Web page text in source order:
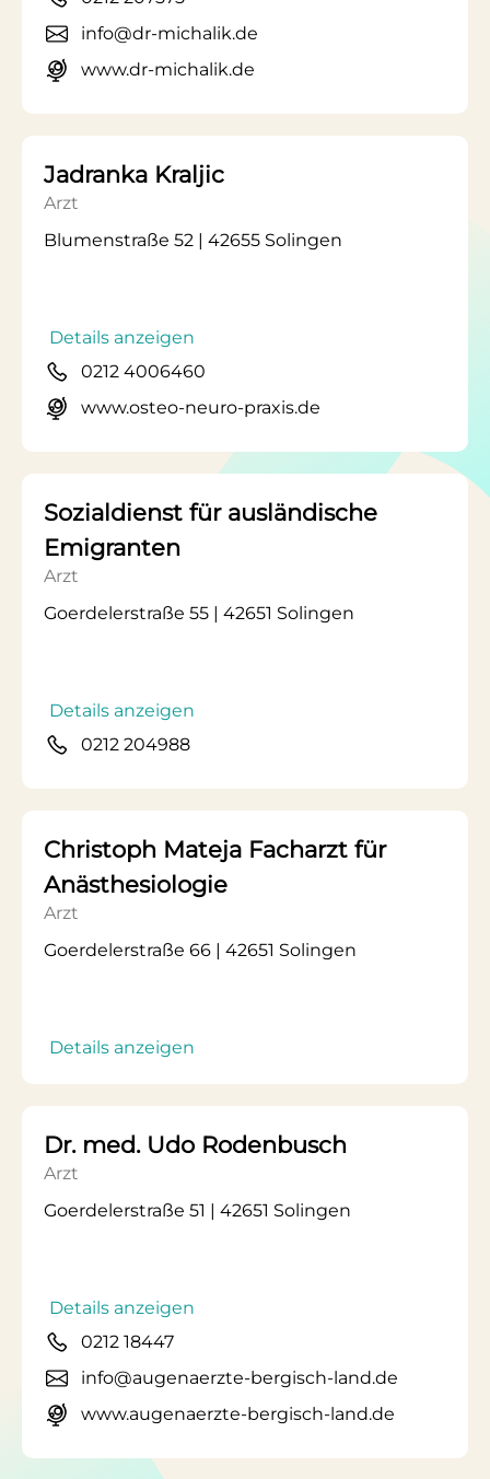
info@dr-michalik.de
www.dr-michalik.de
Jadranka Kraljic
Arzt
Blumenstraße 52 | 42655 Solingen
Details anzeigen
0212 4006460
www.osteo-neuro-praxis.de
Sozialdienst für ausländische
Emigranten
Arzt
Goerdelerstraße 55 | 42651 Solingen
Details anzeigen
0212 204988
Christoph Mateja Facharzt für
Anästhesiologie
Arzt
Goerdelerstraße 66 | 42651 Solingen
Details anzeigen
Dr. med. Udo Rodenbusch
Arzt
Goerdelerstraße 51 | 42651 Solingen
Details anzeigen
0212 18447
info@augenaerzte-bergisch-land.de
www.augenaerzte-bergisch-land.de